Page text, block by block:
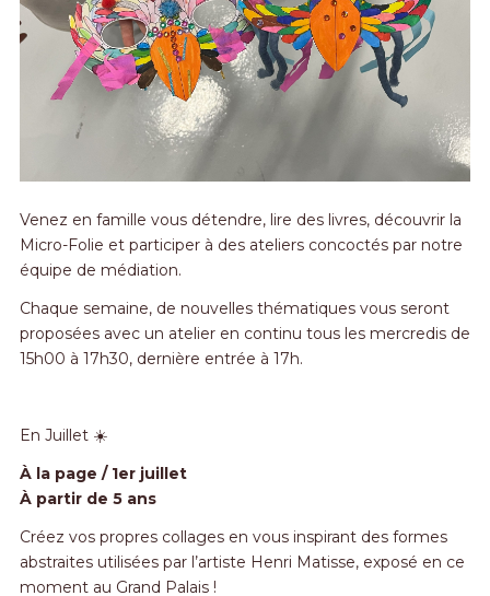
Venez en famille vous détendre, lire des livres, découvrir la
Micro-Folie et participer à des ateliers concoctés par notre
équipe de médiation.
Chaque semaine, de nouvelles thématiques vous seront
proposées avec un atelier en continu tous les mercredis de
15h00 à 17h30, dernière entrée à 17h.
En Juillet ☀️
À la page / 1er juillet
À partir de 5 ans
Créez vos propres collages en vous inspirant des formes
abstraites utilisées par l’artiste Henri Matisse, exposé en ce
moment au Grand Palais !